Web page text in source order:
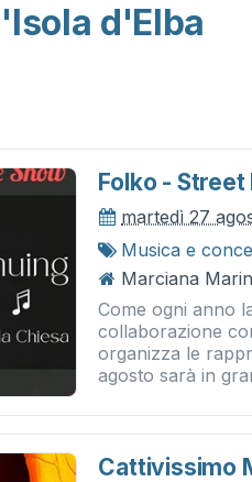
d'Elba
Folko - Street
martedì 27
Musica e
Marciana
Come ogni anno
collaborazione
organizza le
agosto sarà in
Cattivissimo